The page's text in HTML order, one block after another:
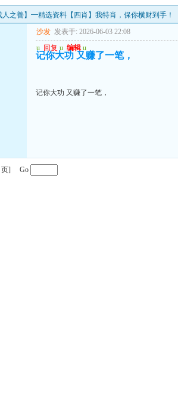
之善】━精选资料【四肖】我特肖，保你横财到手！
沙发 发表于: 2026-06-03 22:08
u 回复 u 编辑 u
记你大功 又赚了一笔，
记你大功 又赚了一笔，
页] Go